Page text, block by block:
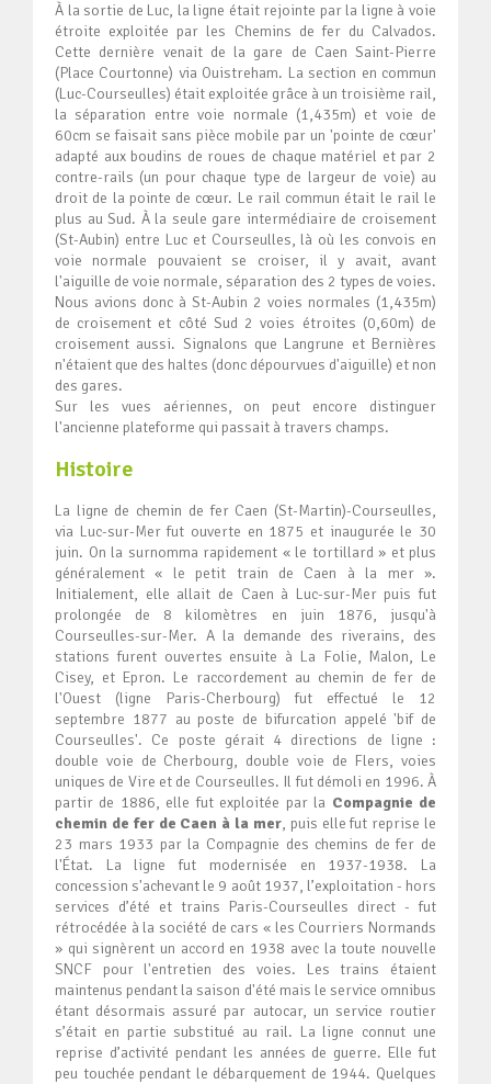
À la sortie de Luc, la ligne était rejointe par la ligne à voie
étroite exploitée par les Chemins de fer du Calvados.
Cette dernière venait de la gare de Caen Saint-Pierre
(Place Courtonne) via Ouistreham. La section en commun
(Luc-Courseulles) était exploitée grâce à un troisième rail,
la séparation entre voie normale (1,435m) et voie de
60cm se faisait sans pièce mobile par un 'pointe de cœur'
adapté aux boudins de roues de chaque matériel et par 2
contre-rails (un pour chaque type de largeur de voie) au
droit de la pointe de cœur. Le rail commun était le rail le
plus au Sud. À la seule gare intermédiaire de croisement
(St-Aubin) entre Luc et Courseulles, là où les convois en
voie normale pouvaient se croiser, il y avait, avant
l'aiguille de voie normale, séparation des 2 types de voies.
Nous avions donc à St-Aubin 2 voies normales (1,435m)
de croisement et côté Sud 2 voies étroites (0,60m) de
croisement aussi. Signalons que Langrune et Bernières
n'étaient que des haltes (donc dépourvues d'aiguille) et non
des gares.
Sur les vues aériennes, on peut encore distinguer
l'ancienne plateforme qui passait à travers champs.
Histoire
La ligne de chemin de fer Caen (St-Martin)-Courseulles,
via Luc-sur-Mer fut ouverte en 1875 et inaugurée le 30
juin. On la surnomma rapidement « le tortillard » et plus
généralement « le petit train de Caen à la mer ».
Initialement, elle allait de Caen à Luc-sur-Mer puis fut
prolongée de 8 kilomètres en juin 1876, jusqu'à
Courseulles-sur-Mer. A la demande des riverains, des
stations furent ouvertes ensuite à La Folie, Malon, Le
Cisey, et Epron. Le raccordement au chemin de fer de
l'Ouest (ligne Paris-Cherbourg) fut effectué le 12
septembre 1877 au poste de bifurcation appelé 'bif de
Courseulles'. Ce poste gérait 4 directions de ligne :
double voie de Cherbourg, double voie de Flers, voies
uniques de Vire et de Courseulles. Il fut démoli en 1996. À
partir de 1886, elle fut exploitée par la Compagnie de
chemin de fer de Caen à la mer, puis elle fut reprise le
23 mars 1933 par la Compagnie des chemins de fer de
l'État. La ligne fut modernisée en 1937-1938. La
concession s'achevant le 9 août 1937, l’exploitation - hors
services d’été et trains Paris-Courseulles direct - fut
rétrocédée à la société de cars « les Courriers Normands
» qui signèrent un accord en 1938 avec la toute nouvelle
SNCF pour l'entretien des voies. Les trains étaient
maintenus pendant la saison d'été mais le service omnibus
étant désormais assuré par autocar, un service routier
s’était en partie substitué au rail. La ligne connut une
reprise d’activité pendant les années de guerre. Elle fut
peu touchée pendant le débarquement de 1944. Quelques